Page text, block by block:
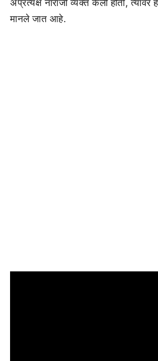
अप्रत्यक्ष नाराजी व्यक्त केली होती, त्यावर
मानले जात आहे.